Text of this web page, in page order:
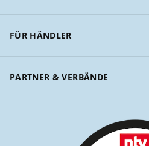
FÜR HÄNDLER
PARTNER & VERBÄNDE